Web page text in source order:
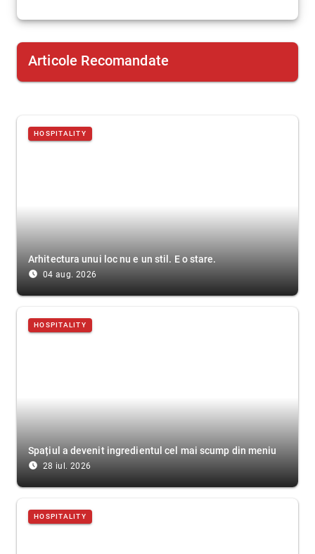
Articole Recomandate
HOSPITALITY
Arhitectura unui loc nu e un stil. E o stare.
access_time_filled 04 aug. 2026
HOSPITALITY
Spațiul a devenit ingredientul cel mai scump din meniu
access_time_filled 28 iul. 2026
HOSPITALITY